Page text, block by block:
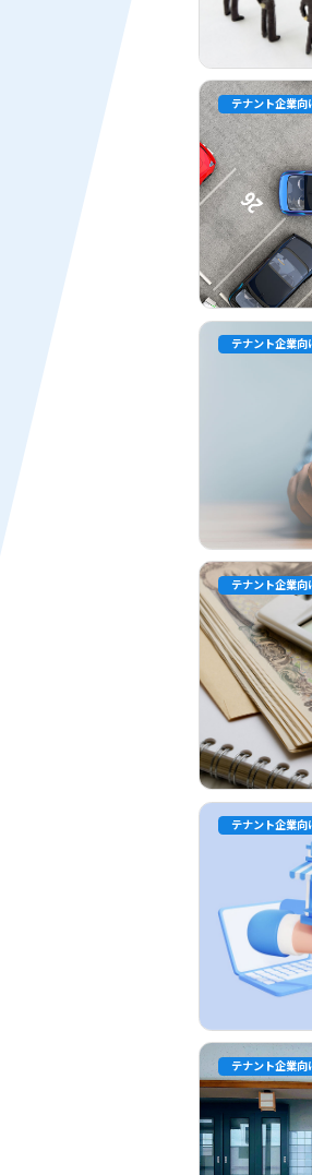
テナント企業向
テナント企業向
テナント企業向
テナント企業向
テナント企業向